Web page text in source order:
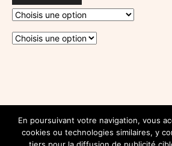
539,00€
à
plusieurs
variations.
Les
@INSTAGRAM.COM/
En poursuivant votre navigation, vous
cookies ou technologies similaires, y